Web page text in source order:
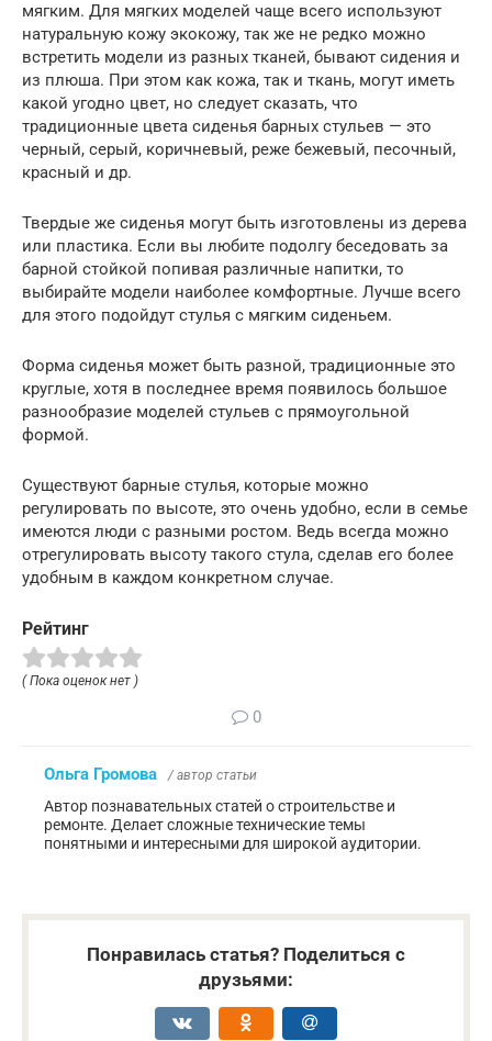
мягким. Для мягких моделей чаще всего используют
натуральную кожу экокожу, так же не редко можно
встретить модели из разных тканей, бывают сидения и
из плюша. При этом как кожа, так и ткань, могут иметь
какой угодно цвет, но следует сказать, что
традиционные цвета сиденья барных стульев — это
черный, серый, коричневый, реже бежевый, песочный,
красный и др.
Твердые же сиденья могут быть изготовлены из дерева
или пластика. Если вы любите подолгу беседовать за
барной стойкой попивая различные напитки, то
выбирайте модели наиболее комфортные. Лучше всего
для этого подойдут стулья с мягким сиденьем.
Форма сиденья может быть разной, традиционные это
круглые, хотя в последнее время появилось большое
разнообразие моделей стульев с прямоугольной
формой.
Существуют барные стулья, которые можно
регулировать по высоте, это очень удобно, если в семье
имеются люди с разными ростом. Ведь всегда можно
отрегулировать высоту такого стула, сделав его более
удобным в каждом конкретном случае.
Рейтинг
( Пока оценок нет )
0
Ольга Громова / автор статьи
Автор познавательных статей о строительстве и
ремонте. Делает сложные технические темы
понятными и интересными для широкой аудитории.
Понравилась статья? Поделиться с
друзьями: